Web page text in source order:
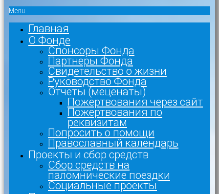
Menu
Главная
О Фонде
Спонсоры Фонда
Партнеры Фонда
Свидетельство о жизни
Руководство Фонда
Отчеты (меценаты)
Пожертвования через сайт
Пожертвования по
реквизитам
Попросить о помощи
Православный календарь
Проекты и сбор средств
Сбор средств на
паломнические поездки
Социальные проекты